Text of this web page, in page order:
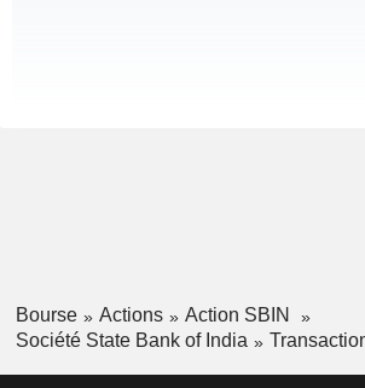
Bourse Actions
Action SBIN
Société State Bank of India